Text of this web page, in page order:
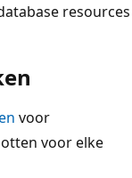
resources
voor
voor elke